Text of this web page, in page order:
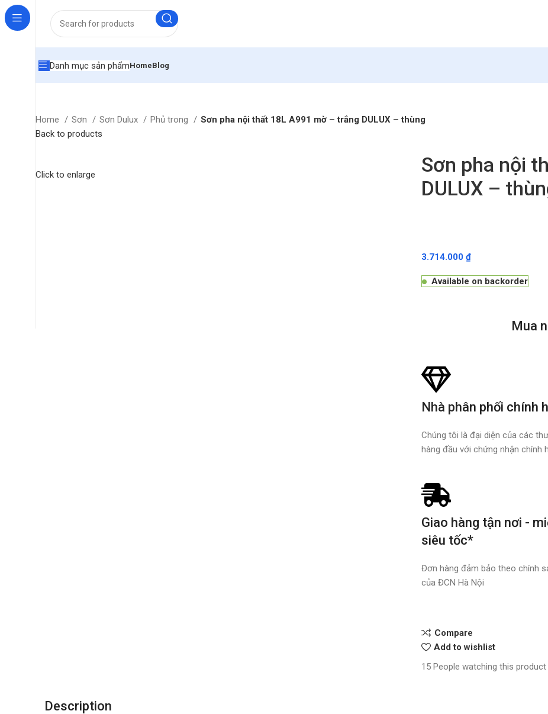
Danh mục sản phẩmHomeBlog
Home Sơn Sơn Dulux Phủ trong
Sơn pha nội thất 18L A991 mờ – trắng DULUX – thùng
Back to products
Click to enlarge
Sơn pha nội
DULUX –
3.714.000 ₫
Available on backorder
Mua
Nhà phân phối chính
Chúng tôi là đại diện của các
hàng đầu với chứng nhận chính
Giao hàng tận nơi -
siêu tốc*
Đơn hàng đảm bảo theo chính
của ĐCN Hà Nội
Compare
Add to wishlist
15 People watching this product
Description